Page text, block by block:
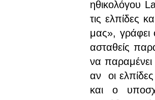
ηθικολόγου
τις ελπίδες
μας», γράφει
ασταθείς
να
αν οι
και ο